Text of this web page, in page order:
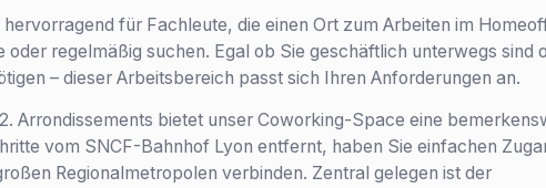
hervorragend für Fachleute, die einen Ort zum Arbeiten im
oder regelmäßig suchen. Egal ob Sie geschäftlich unterwegs sind
– dieser Arbeitsbereich passt sich Ihren Anforderungen an.
Arrondissements bietet unser Coworking-Space eine
vom SNCF-Bahnhof Lyon entfernt, haben Sie einfachen
Regionalmetropolen verbinden. Zentral gelegen ist der